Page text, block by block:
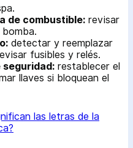
de combustible: revisar
detectar y reemplazar
fusibles y relés.
seguridad: restablecer el
llaves si bloquean el
las letras de la